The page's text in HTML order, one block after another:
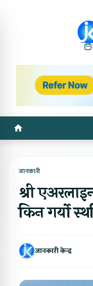
जानकारी
श्री
किन गर्यो
जानकारी केन्द्र